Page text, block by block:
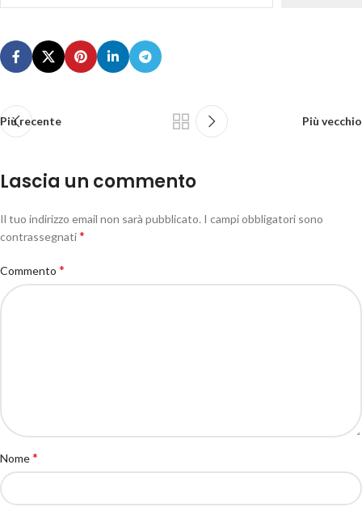
Più recente Più vecchio
Lascia un commento
Il tuo indirizzo email non sarà pubblicato. I campi obbligatori sono
contrassegnati*
Commento *
Nome*